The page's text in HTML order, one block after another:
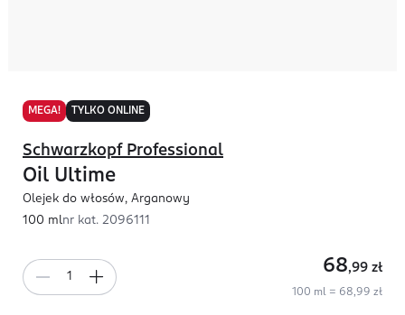
MEGA! TYLKO ONLINE
Schwarzkopf Professional
Oil Ultime
Olejek do włosów, Arganowy
100 mlnr kat. 2096111
68,99 zł
100 ml = 68,99 zł